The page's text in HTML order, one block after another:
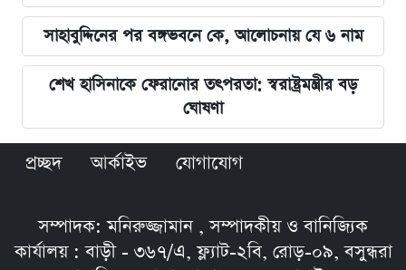
সাহাবুদ্দিনের পর বঙ্গভবনে কে, আলোচনায় যে ৬ নাম
শেখ হাসিনাকে ফেরানোর তৎপরতা: স্বরাষ্ট্রমন্ত্রীর বড়
ঘোষণা
প্রচ্ছদ আর্কাইভ যোগাযোগ
সম্পাদক: মনিরুজ্জামান , সম্পাদকীয় ও বানিজ্যিক
কার্যালয় : বাড়ী - ৩৬৭/এ, ফ্ল্যাট-২বি, রোড়-০৯, বসুন্ধরা